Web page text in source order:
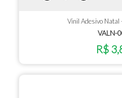
Vinil Adesivo Natal
VALN-
R$